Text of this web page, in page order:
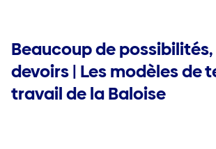
Beaucoup de
devoirs | Les modèles de
travail de la Baloise